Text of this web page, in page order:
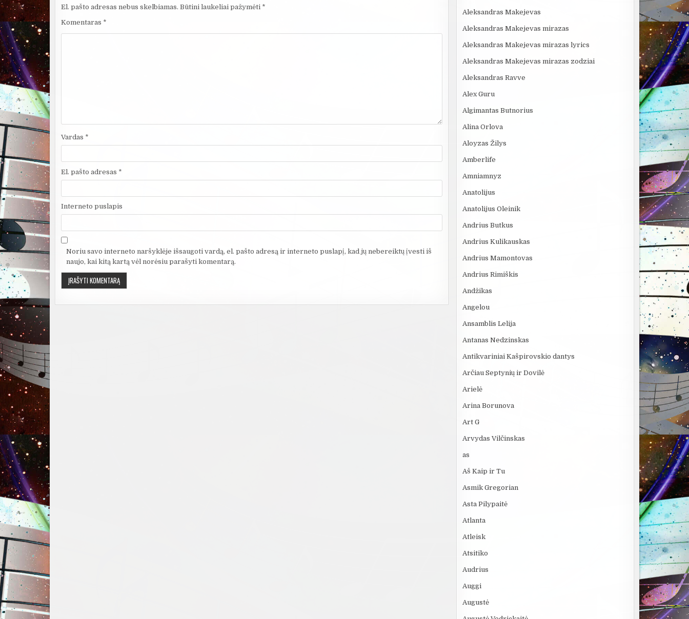
El. pašto adresas nebus skelbiamas. Būtini laukeliai pažymėti *
Komentaras *
Vardas *
El. pašto adresas *
Interneto puslapis
Noriu savo interneto naršyklėje išsaugoti vardą, el. pašto adresą ir interneto puslapį, kad jų nebereiktų įvesti iš
naujo, kai kitą kartą vėl norėsiu parašyti komentarą.
Aleksandras Makejevas
Aleksandras Makejevas mirazas
Aleksandras Makejevas mirazas lyrics
Aleksandras Makejevas mirazas zodziai
Aleksandras Ravve
Alex Guru
Algimantas Butnorius
Alina Orlova
Aloyzas Žilys
Amberlife
Amniamnyz
Anatolijus
Anatolijus Oleinik
Andrius Butkus
Andrius Kulikauskas
Andrius Mamontovas
Andrius Rimiškis
Andžikas
Angelou
Ansamblis Lelija
Antanas Nedzinskas
Antikvariniai Kašpirovskio dantys
Arčiau Septynių ir Dovilė
Arielė
Arina Borunova
Art G
Arvydas Vilčinskas
as
Aš Kaip ir Tu
Asmik Gregorian
Asta Pilypaitė
Atlanta
Atleisk
Atsitiko
Audrius
Auggi
Augustė